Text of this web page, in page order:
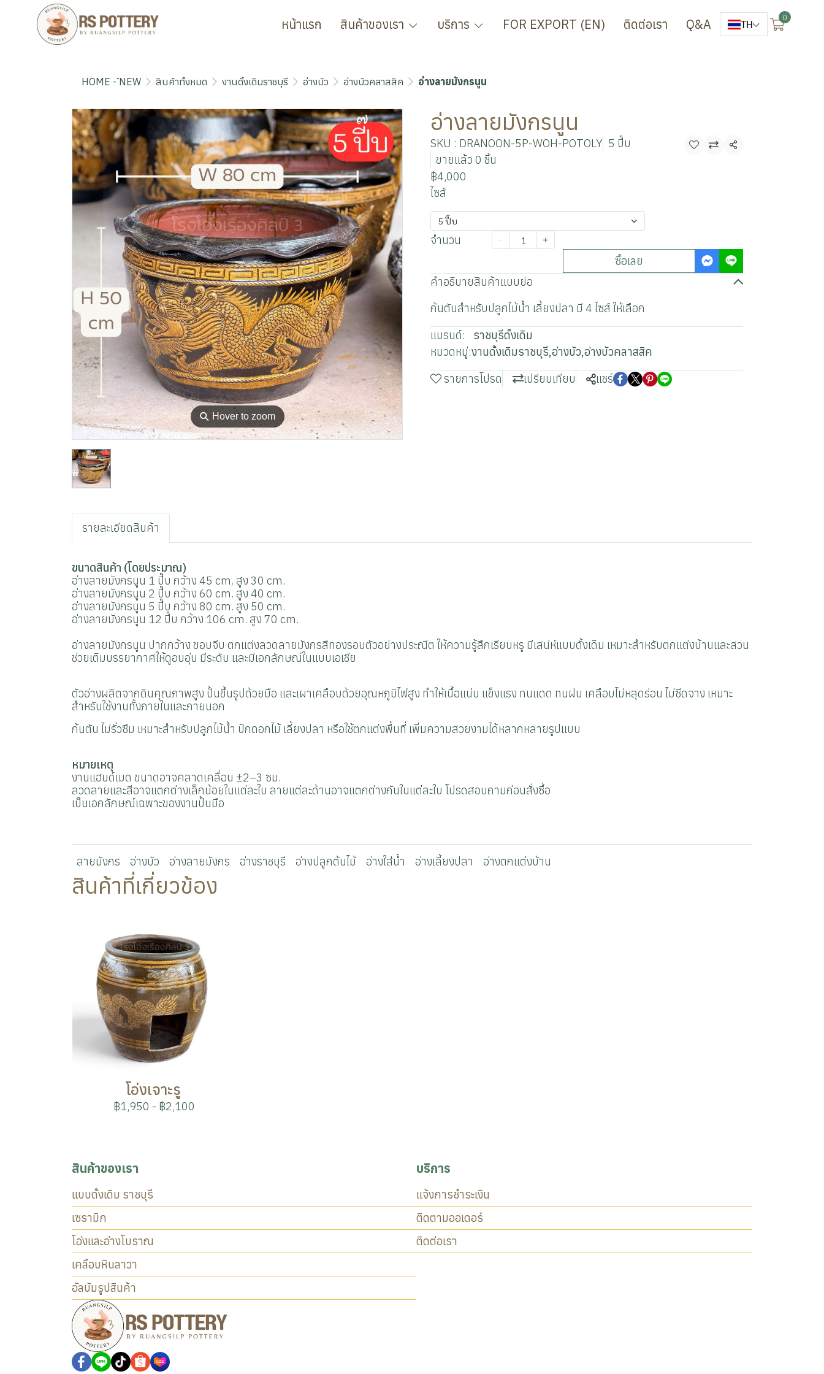
หน้าแรก สินค้าของเรา บริการ FOR EXPORT (EN) ติดต่อเรา Q&A TH
0
HOME - ์NEW สินค้าทั้งหมด งานดั้งเดิมราชบุรี อ่างบัว อ่างบัวคลาสสิค อ่างลายมังกรนูน
⚲ Hover to zoom
อ่างลายมังกรนูน
SKU : DRANOON-5P-WOH-POTOLY 5 ปี๊บ
ขายแล้ว 0 ชิ้น
แชร์
฿4,000
ไซส์
5 ปี๊บ
จำนวน
ซื้อเลย
คำอธิบายสินค้าแบบย่อ
ก้นตันสำหรับปลูกไม้น้ำ เลี้ยงปลา มี 4 ไซส์ ให้เลือก
แบรนด์:
ราชบุรีดั้งเดิม
หมวดหมู่:งานดั้งเดิมราชบุรี,อ่างบัว,อ่างบัวคลาสสิค
รายการโปรด
เปรียบเทียบ แชร์
รายละเอียดสินค้า
ขนาดสินค้า (โดยประมาณ)
อ่างลายมังกรนูน 1 ปี๊บ กว้าง 45 cm. สูง 30 cm.
อ่างลายมังกรนูน 2 ปี๊บ กว้าง 60 cm. สูง 40 cm.
อ่างลายมังกรนูน 5 ปี๊บ กว้าง 80 cm. สูง 50 cm.
อ่างลายมังกรนูน 12 ปี๊บ กว้าง 106 cm. สูง 70 cm.
อ่างลายมังกรนูน ปากกว้าง ขอบจีบ ตกแต่งลวดลายมังกรสีทองรอบตัวอย่างประณีต ให้ความรู้สึกเรียบหรู มีเสน่ห์แบบดั้งเดิม เหมาะสำหรับตกแต่งบ้านและสวน
ช่วยเติมบรรยากาศให้ดูอบอุ่น มีระดับ และมีเอกลักษณ์ในแบบเอเชีย
ตัวอ่างผลิตจากดินคุณภาพสูง ปั้นขึ้นรูปด้วยมือ และเผาเคลือบด้วยอุณหภูมิไฟสูง ทำให้เนื้อแน่น แข็งแรง ทนแดด ทนฝน เคลือบไม่หลุดร่อน ไม่ซีดจาง เหมาะ
สำหรับใช้งานทั้งภายในและภายนอก
ก้นตัน ไม่รั่วซึม เหมาะสำหรับปลูกไม้น้ำ ปักดอกไม้ เลี้ยงปลา หรือใช้ตกแต่งพื้นที่ เพิ่มความสวยงามได้หลากหลายรูปแบบ
หมายเหตุ
งานแฮนด์เมด ขนาดอาจคลาดเคลื่อน ±2–3 ซม.
ลวดลายและสีอาจแตกต่างเล็กน้อยในแต่ละใบ ลายแต่ละด้านอาจแตกต่างกันในแต่ละใบ โปรดสอบถามก่อนสั่งซื้อ
เป็นเอกลักษณ์เฉพาะของงานปั้นมือ
ลายมังกร อ่างบัว อ่างลายมังกร อ่างราชบุรี อ่างปลูกต้นไม้ อ่างใส่น้ำ อ่างเลี้ยงปลา อ่างตกแต่งบ้าน
สินค้าที่เกี่ยวข้อง
โอ่งเจาะรู
฿1,950 - ฿2,100
สินค้าของเรา
แบบดั้งเดิม ราชบุรี
เซรามิก
โอ่งและอ่างโบราณ
เคลือบหินลาวา
อัลบัมรูปสินค้า
บริการ
แจ้งการชำระเงิน
ติดตามออเดอร์
ติดต่อเรา